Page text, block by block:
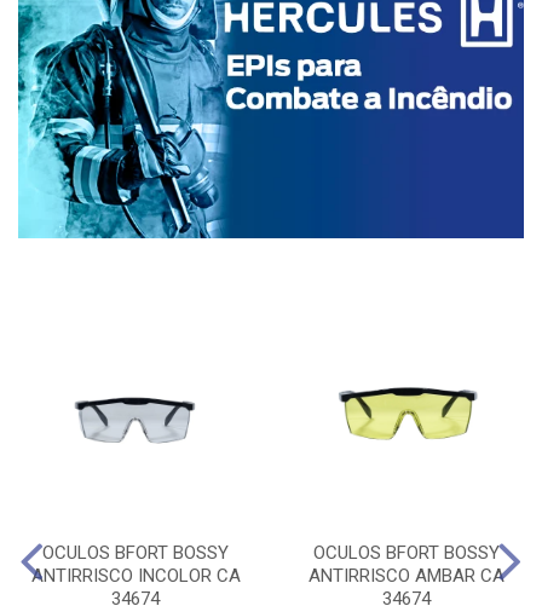
OCULOS BFORT BOSSY
ANTIRRISCO INCOLOR CA
34674
OCULOS BFORT BOSSY
ANTIRRISCO AMBAR CA
34674